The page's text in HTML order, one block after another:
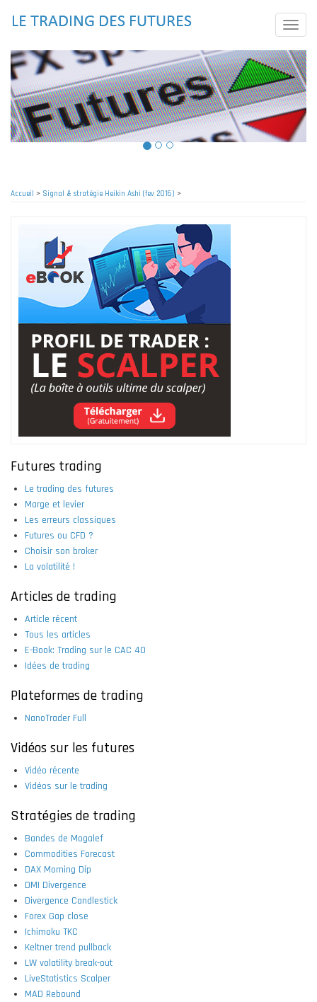
principal
Toggle
Accueil > Signal & stratégie Heikin Ashi (fev 2016) >
Futures trading
Le trading des futures
Marge et levier
Les erreurs classiques
Futures ou CFD ?
Choisir son broker
La volatilité !
Articles de trading
Article récent
Tous les articles
E-Book: Trading sur le CAC 40
Idées de trading
Plateformes de trading
NanoTrader Full
Vidéos sur les futures
Vidéo récente
Vidéos sur le trading
Stratégies de trading
Bandes de Mogalef
Commodities Forecast
DAX Morning Dip
DMI Divergence
Divergence Candlestick
Forex Gap close
Ichimoku TKC
Keltner trend pullback
LW volatility break-out
LiveStatistics Scalper
MAD Rebound